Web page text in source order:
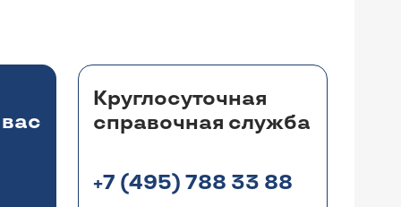
Круглосуточная
справочная служба
+7 (495) 788 33 88